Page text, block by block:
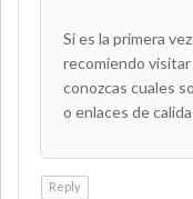
Si es la primera
recomiendo
conozcas cuales
o enlaces de
Reply